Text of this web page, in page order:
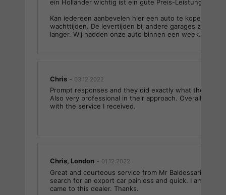
ein Holländer wichtig ist ein gute Preis-
Kan iedereen aanbevelen hier een auto te kopen.
wachttijden. De levertijden bij andere garages zijn een
langer. Wij hadden onze auto binnen een week.
Chris - 03.12.2022
Prompt responses and they did exactly what they said
Also very professional in their approach. Overall, I was
with the service I received.
Chris, London - 01.12.2022
Great and courteous service from Mr Baldessarini. He
search for an export car painless and quick. I am truly
came to this dealer. Thanks.